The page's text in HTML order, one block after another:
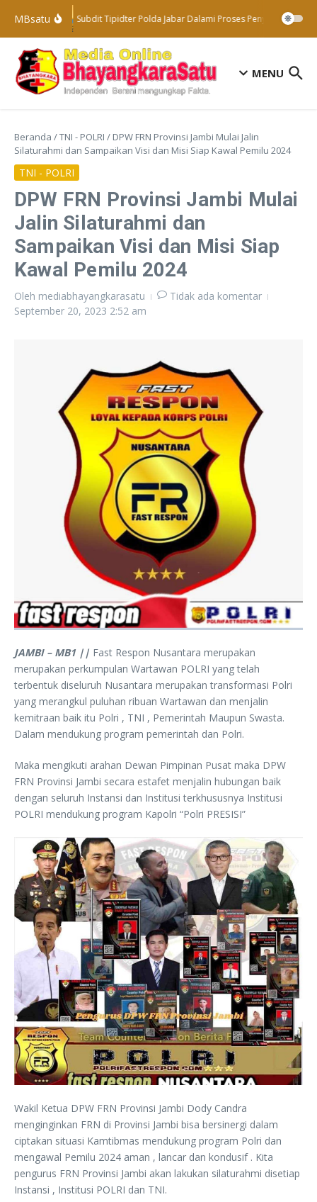
Lewati ke konten
MBsatu
Subdit Tipidter Polda Jabar Dalami Proses Penyelidikan
MENU
Beranda /TNI - POLRI / DPW FRN Provinsi Jambi Mulai Jalin
Silaturahmi dan Sampaikan Visi dan Misi Siap Kawal Pemilu 2024
TNI - POLRI
DPW FRN Provinsi Jambi Mulai
Jalin Silaturahmi dan
Sampaikan Visi dan Misi Siap
Kawal Pemilu 2024
Oleh mediabhayangkarasatu
Tidak ada komentar
September 20, 2023 2:52 am
JAMBI – MB1 || Fast Respon Nusantara merupakan
merupakan perkumpulan Wartawan POLRI yang telah
terbentuk diseluruh Nusantara merupakan transformasi Polri
yang merangkul puluhan ribuan Wartawan dan menjalin
kemitraan baik itu Polri , TNI , Pemerintah Maupun Swasta.
Dalam mendukung program pemerintah dan Polri.
Maka mengikuti arahan Dewan Pimpinan Pusat maka DPW
FRN Provinsi Jambi secara estafet menjalin hubungan baik
dengan seluruh Instansi dan Institusi terkhususnya Institusi
POLRI mendukung program Kapolri “Polri PRESISI”
Wakil Ketua DPW FRN Provinsi Jambi Dody Candra
menginginkan FRN di Provinsi Jambi bisa bersinergi dalam
ciptakan situasi Kamtibmas mendukung program Polri dan
mengawal Pemilu 2024 aman , lancar dan kondusif . Kita
pengurus FRN Provinsi Jambi akan lakukan silaturahmi disetiap
Instansi , Institusi POLRI dan TNI.